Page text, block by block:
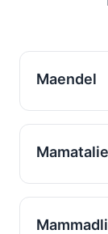
Maendel
Mammadli